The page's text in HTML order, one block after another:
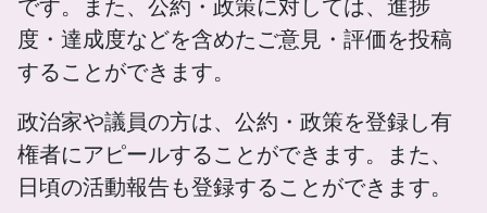
です。また、公約・政策に対しては、進捗
度・達成度などを含めたご意見・評価を投稿
することができます。
政治家や議員の方は、公約・政策を登録し有
権者にアピールすることができます。また、
日頃の活動報告も登録することができます。